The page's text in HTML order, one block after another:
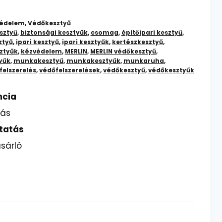
,Védőkesztyű
, biztonsági kesztyűk, csomag, építőipari kesztyű,
, ipari kesztyű, ipari kesztyűk, kertészkesztyű,
, kézvédelem, MERLIN, MERLIN védőkesztyű,
, munkakesztyű, munkakesztyűk, munkaruha,
,védőfelszerelések,védőkesztyű,védőkesztyűk